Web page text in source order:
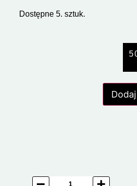
Dostępne 5. sztuk.